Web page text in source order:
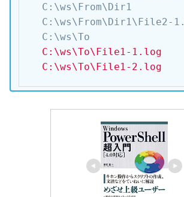
C:\ws\From\Dir1
C:\ws\From\Dir1\File2-
C:\ws\To
C:\ws\To\File1-1.log
C:\ws\To\File1-2.log